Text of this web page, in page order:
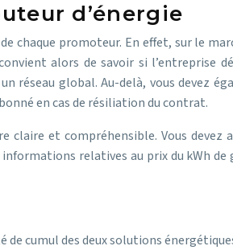
d’énergie
chaque promoteur. En effet, sur le
alors de savoir si l’entreprise
réseau global. Au-delà, vous devez
en cas de résiliation du contrat.
et compréhensible. Vous devez
informations relatives au prix du kWh
de cumul des deux solutions